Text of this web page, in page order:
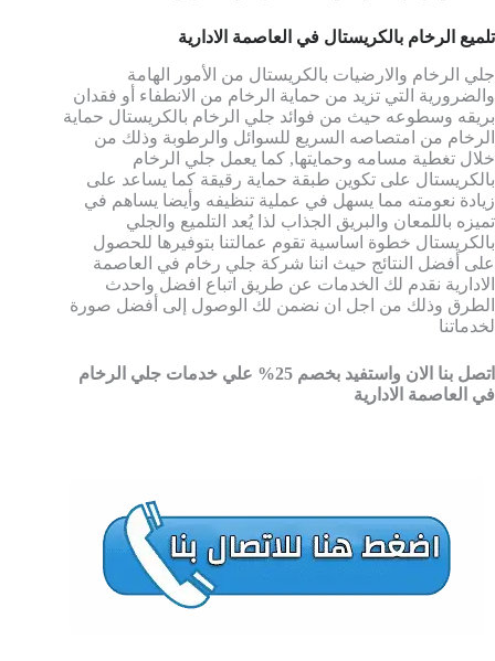
تلميع الرخام بالكريستال في العاصمة الادارية
جلي الرخام والارضيات بالكريستال من الأمور الهامة
والضرورية التي تزيد من حماية الرخام من الانطفاء أو فقدان
بريقه وسطوعه حيث من فوائد جلي الرخام بالكريستال حماية
الرخام من امتصاصه السريع للسوائل والرطوبة وذلك من
خلال تغطية مسامه وحمايتها, كما يعمل جلي الرخام
بالكريستال على تكوين طبقة حماية رقيقة كما يساعد على
زيادة نعومته مما يسهل في عملية تنظيفه وأيضا يساهم في
تميزه باللمعان والبريق الجذاب لذا يُعد التلميع والجلي
بالكريستال خطوة اساسية تقوم عمالتنا بتوفيرها للحصول
على أفضل النتائج حيث اننا شركة جلي رخام في العاصمة
الادارية نقدم لك الخدمات عن طريق اتباع افضل واحدث
الطرق وذلك من اجل ان نضمن لك الوصول إلى أفضل صورة
لخدماتنا
اتصل بنا الان واستفيد بخصم 25% علي خدمات جلي الرخام
في العاصمة الادارية